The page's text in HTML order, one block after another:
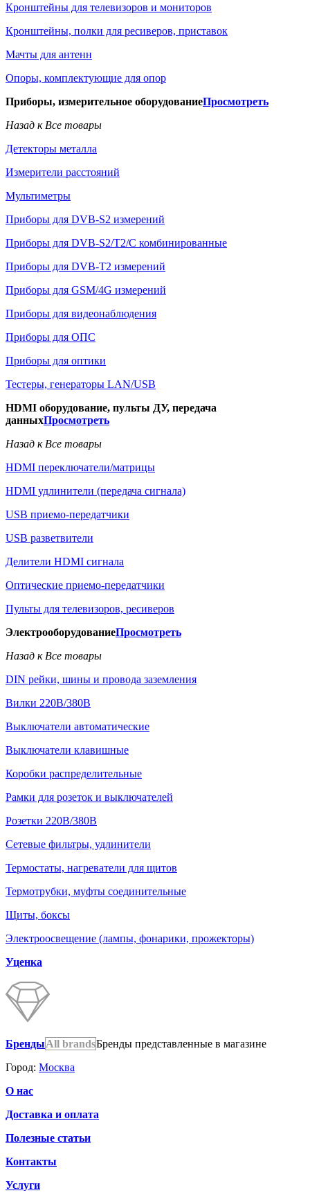
Кронштейны для телевизоров и мониторов
Кронштейны, полки для ресиверов, приставок
Мачты для антенн
Опоры, комплектующие для опор
Приборы, измерительное оборудованиеПросмотреть
Назад к Все товары
Детекторы металла
Измерители расстояний
Мультиметры
Приборы для DVB-S2 измерений
Приборы для DVB-S2/T2/C комбинированные
Приборы для DVB-T2 измерений
Приборы для GSM/4G измерений
Приборы для видеонаблюдения
Приборы для ОПС
Приборы для оптики
Тестеры, генераторы LAN/USB
HDMI оборудование, пульты ДУ, передача
данныхПросмотреть
Назад к Все товары
HDMI переключатели/матрицы
HDMI удлинители (передача сигнала)
USB приемо-передатчики
USB разветвители
Делители HDMI сигнала
Оптические приемо-передатчики
Пульты для телевизоров, ресиверов
ЭлектрооборудованиеПросмотреть
Назад к Все товары
DIN рейки, шины и провода заземления
Вилки 220В/380В
Выключатели автоматические
Выключатели клавишные
Коробки распределительные
Рамки для розеток и выключателей
Розетки 220В/380В
Сетевые фильтры, удлинители
Термостаты, нагреватели для щитов
Термотрубки, муфты соединительные
Щиты, боксы
Электроосвещение (лампы, фонарики, прожекторы)
Уценка
БрендыAll brandsБренды представленные в магазине
Город: Москва
О нас
Доставка и оплата
Полезные статьи
Контакты
Услуги